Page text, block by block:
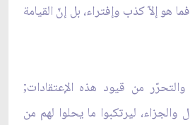
هو إلاّ كذب وإفتراء، بل إنّ القيامة
من قيود هذه الإعتقادات;
ليرتكبوا ما يحلوا لهم من